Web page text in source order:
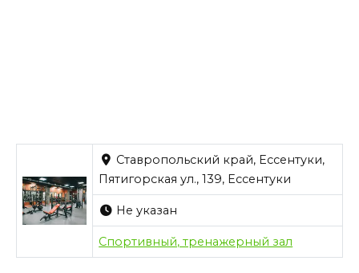
Ставропольский край, Ессентуки,
Пятигорская ул., 139, Ессентуки
Не указан
Спортивный, тренажерный зал